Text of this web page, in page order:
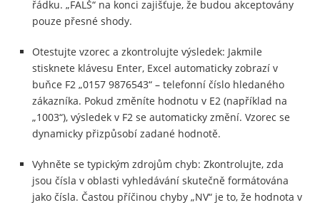
řádku. „FALŠ“ na konci zajišťuje, že budou akceptovány
pouze přesné shody.
Otestujte vzorec a zkontrolujte výsledek: Jakmile
stisknete klávesu Enter, Excel automaticky zobrazí v
buňce F2 „0157 9876543“ – telefonní číslo hledaného
zákazníka. Pokud změníte hodnotu v E2 (například na
„1003“), výsledek v F2 se automaticky změní. Vzorec se
dynamicky přizpůsobí zadané hodnotě.
Vyhněte se typickým zdrojům chyb: Zkontrolujte, zda
jsou čísla v oblasti vyhledávání skutečně formátována
jako čísla. Častou příčinou chyby „NV“ je to, že hodnota v